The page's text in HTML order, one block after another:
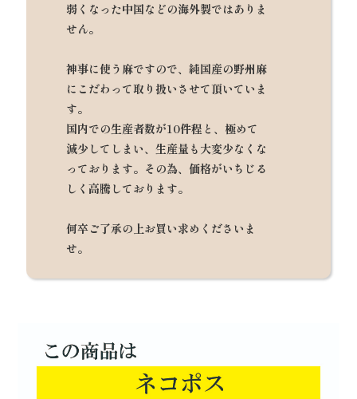
弱くなった中国などの海外製ではありま
せん。
神事に使う麻ですので、純国産の野州麻
にこだわって取り扱いさせて頂いていま
す。
国内での生産者数が10件程と、極めて
減少してしまい、生産量も大変少なくな
っております。その為、価格がいちじる
しく高騰しております。
何卒ご了承の上お買い求めくださいま
せ。